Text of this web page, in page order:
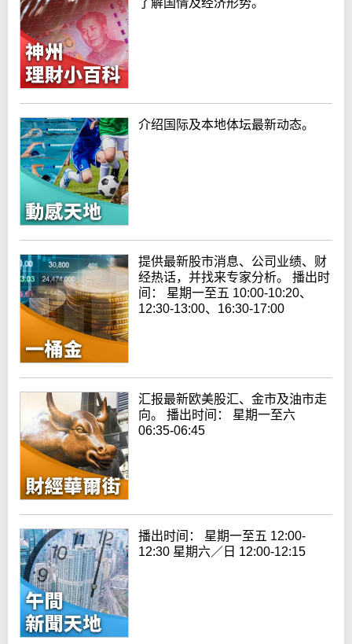
了解国情及经济形势。
介绍国际及本地体坛最新动态。
提供最新股市消息、公司业绩、财
经热话，并找来专家分析。 播出时
间： 星期一至五 10:00-10:20、
12:30-13:00、16:30-17:00
汇报最新欧美股汇、金市及油市走
向。 播出时间： 星期一至六
06:35-06:45
播出时间： 星期一至五 12:00-
12:30 星期六／日 12:00-12:15